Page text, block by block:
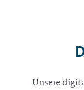
Unsere